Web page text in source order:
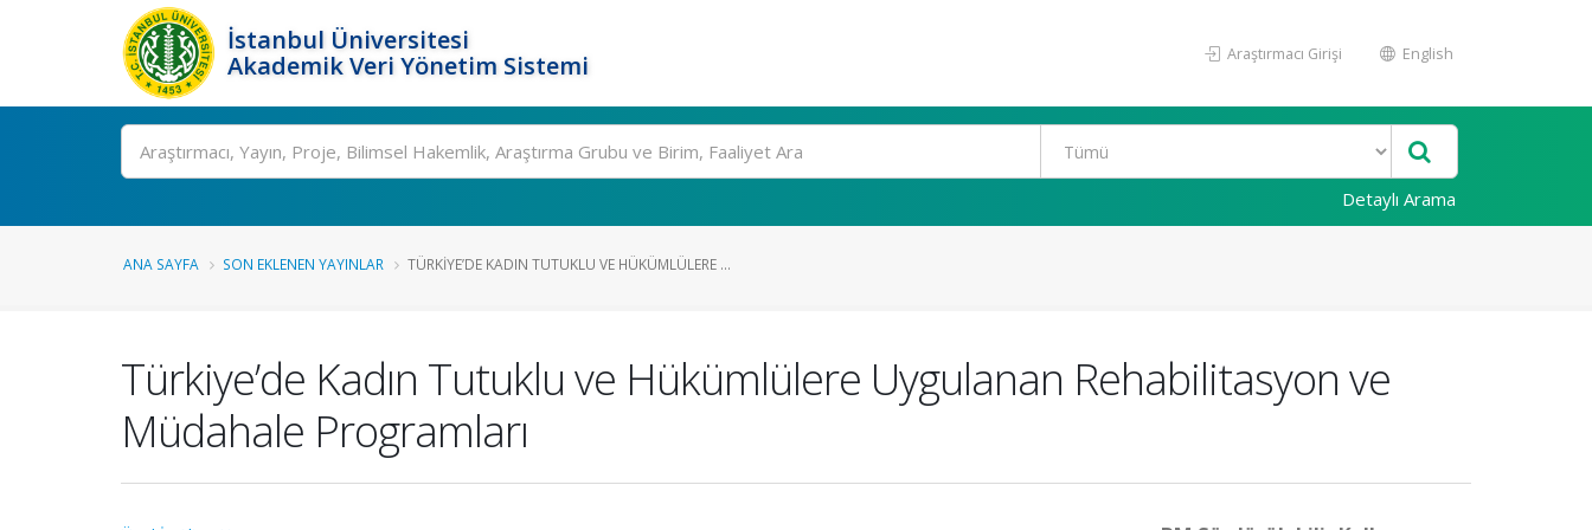
İstanbul Üniversitesi
Akademik Veri Yönetim Sistemi
Araştırmacı Girişi English
Ara
Detaylı Arama
ANA SAYFA SON EKLENEN YAYINLAR TÜRKIYE’DE KADIN TUTUKLU VE HÜKÜMLÜLERE ...
Türkiye’de Kadın Tutuklu ve Hükümlülere Uygulanan Rehabilitasyon ve
Müdahale Programları